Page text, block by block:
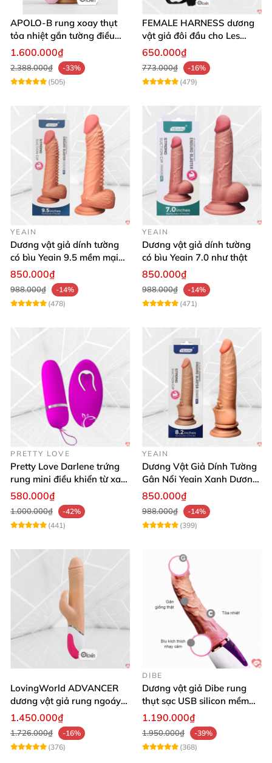
APOLO-B rung xoay thụt
tỏa nhiệt gắn tường điều
khiển từ xa đa chế độ
1.600.000₫
2.388.000₫
-33%
(505)
FEMALE HARNESS dương
vật giả đôi đầu cho Les
massage cực sướng
650.000₫
773.000₫
-16%
(479)
YEAIN
Dương vật giả dính tường
có bìu Yeain 9.5 mềm mại
thật
850.000₫
988.000₫
-14%
(478)
YEAIN
Dương vật giả dính tường
có bìu Yeain 7.0 như thật
850.000₫
988.000₫
-14%
(471)
PRETTY LOVE
Pretty Love Darlene trứng
rung mini điều khiển từ xa
12 chế độ rung mạnh
580.000₫
1.000.000₫
-42%
(441)
YEAIN
Dương Vật Giả Dính Tường
Gân Nổi Yeain Xanh Dương
8.2 Siêu Thật
850.000₫
988.000₫
-14%
(399)
LovingWorld ADVANCER
dương vật giả rung ngoáy
thụt 7 chế độ
1.450.000₫
1.726.000₫
-16%
(376)
DIBE
Dương vật giả Dibe rung
thụt sạc USB silicon mềm
mại thật
1.190.000₫
1.950.000₫
-39%
(368)